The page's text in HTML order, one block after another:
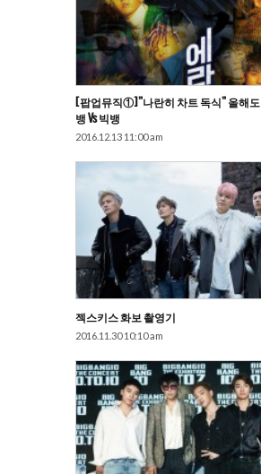
[팝업뮤직①]”나란히 차트 독식” 올해도
뱅 Vs 빅뱅
2016.12.13 11:00 am
젝스키스 화보 촬영기
2016.11.30 10:10 am